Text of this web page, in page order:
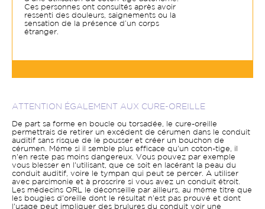
Ces personnes ont consultés après avoir
ressenti des douleurs, saignements ou la
sensation de la présence d’un corps
étranger.
ATTENTION ÉGALEMENT AUX CURE-OREILLE
De part sa forme en boucle ou torsadée, le cure-oreille
permettrais de retirer un excédent de cérumen dans le conduit
auditif sans risque de le pousser et créer un bouchon de
cérumen. Même si il semble plus efficace qu'un coton-tige, il
n'en reste pas moins dangereux. Vous pouvez par exemple
vous blesser en l'utilisant, que ce soit en lacérant la peau du
conduit auditif, voire le tympan qui peut se percer. A utiliser
avec parcimonie et à proscrire si vous avez un conduit étroit.
Les médecins ORL le déconseille par ailleurs, au même titre que
les bougies d'oreille dont le résultat n'est pas prouvé et dont
l'usage peut impliquer des brulures du conduit voir une